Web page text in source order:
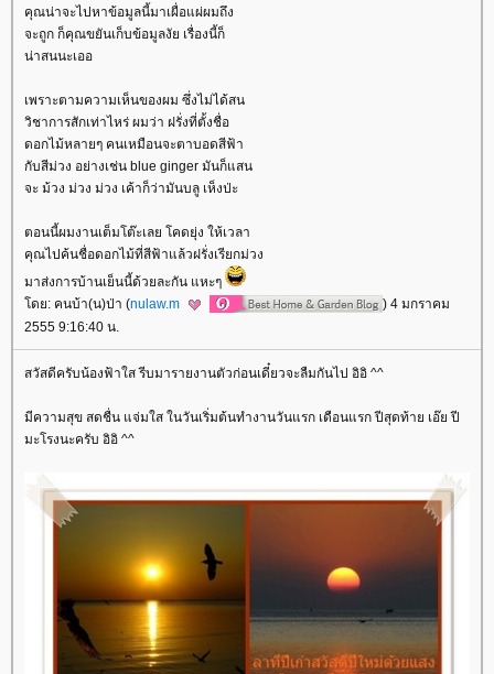
คุณน่าจะไปหาข้อมูลนี้มาเผื่อแผ่ผมถึง
จะถูก ก็คุณขยันเก็บข้อมูลงัย เรื่องนี้ก็
น่าสนนะเออ
เพราะตามความเห็นของผม ซึ่งไม่ได้สน
วิชาการสักเท่าไหร่ ผมว่า ฝรั่งที่ตั้งชื่อ
ดอกไม้หลายๆ คนเหมือนจะตาบอดสีฟ้า
กับสีม่วง อย่างเช่น blue ginger มันก็แสน
จะ ม้วง ม่วง ม่วง เค้าก็ว่ามันบลู เห็งป่ะ
ตอนนี้ผมงานเต็มโต๊ะเลย โคดยุ่ง ให้เวลา
คุณไปค้นชื่อดอกไม้ที่สีฟ้าแล้วฝรั่งเรียกม่วง
มาส่งการบ้านเย็นนี้ด้วยละกัน แหะๆ
ดย: คนบ้า(น)ป่า (nulaw.m
) 4 มกราคม
2555 9:16:40 น.
สวัสดีครับน้องฟ้าใส รีบมารายงานตัวก่อนเดี๋ยวจะลืมกันไป อิอิ ^^
มีความสุข สดชื่น แจ่มใส ในวันเริ่มต้นทำงานวันแรก เดือนแรก ปีสุดท้าย เอ๊ย ปี
มะโรงนะครับ อิอิ ^^